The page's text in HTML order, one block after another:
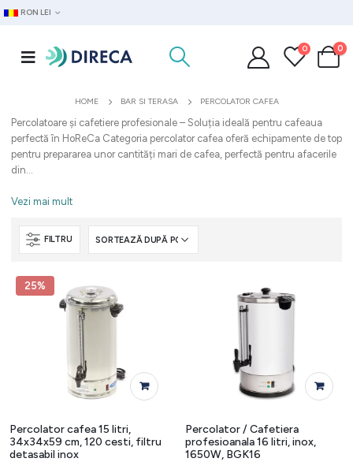
RON LEI
0 0
HOME BAR SI TERASA PERCOLATOR CAFEA
Percolatoare și cafetiere profesionale – Soluția ideală pentru cafeaua
perfectă în HoReCa Categoria percolator cafea oferă echipamente de top
pentru prepararea unor cantități mari de cafea, perfectă pentru afacerile
din...
Vezi mai mult
FILTRU
25%
Percolator cafea 15 litri,
34x34x59 cm, 120 cesti, filtru
detasabil inox
Percolator / Cafetiera
profesioanala 16 litri, inox,
1650W, BGK16